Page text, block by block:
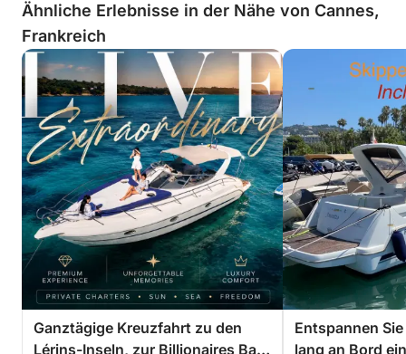
Ähnliche Erlebnisse in der Nähe von Cannes,
Frankreich
Ganztägige Kreuzfahrt zu den
Lérins-Inseln, zur Billionaires Bay
Entspannen
lang an Bord